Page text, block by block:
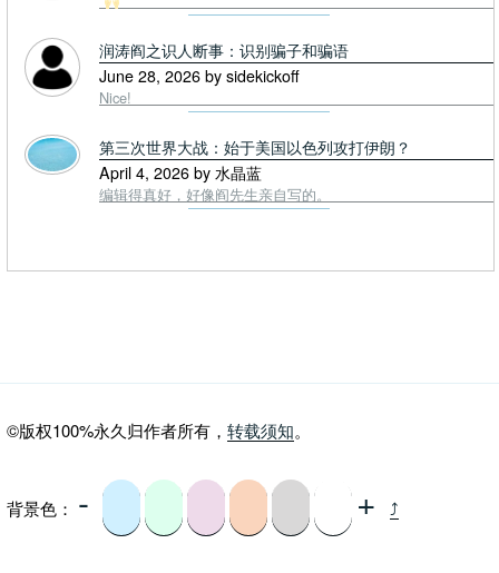
润涛阎之识人断事：识别骗子和骗语
June 28, 2026 by sidekickoff
Nice!
第三次世界大战：始于美国以色列攻打伊朗？
April 4, 2026 by 水晶蓝
编辑得真好，好像阎先生亲自写的。
©版权100%永久归作者所有， 转载须知。
背景色： - + ⤴